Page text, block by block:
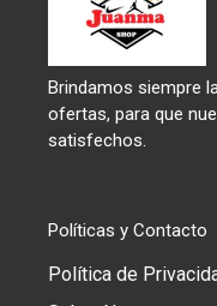
Brindamos siempre
ofertas, para que
satisfechos.
Políticas y Contacto
Política de